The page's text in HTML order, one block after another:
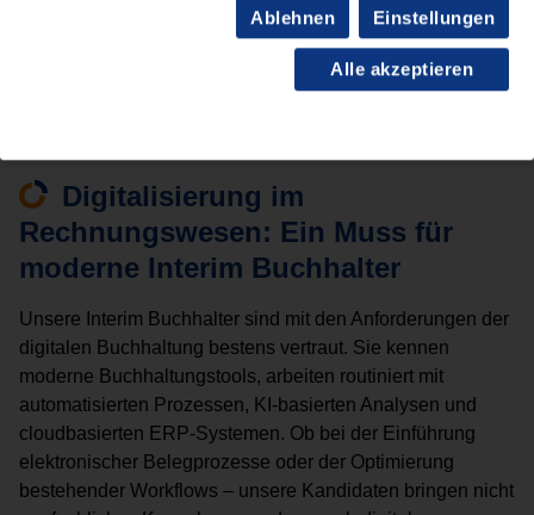
Unsere Honorarmodelle sind transparent! Sie erhalten vor
Projektstart eine klare Kostenübersicht. Dank flexibler
Laufzeiten behalten Sie volle Kontrolle über Ihr Budget.
Digitalisierung im
Rechnungswesen: Ein Muss für
moderne Interim Buchhalter
Unsere Interim Buchhalter sind mit den Anforderungen der
digitalen Buchhaltung bestens vertraut. Sie kennen
moderne Buchhaltungstools, arbeiten routiniert mit
automatisierten Prozessen, KI-basierten Analysen und
cloudbasierten ERP-Systemen. Ob bei der Einführung
elektronischer Belegprozesse oder der Optimierung
bestehender Workflows – unsere Kandidaten bringen nicht
Ablehnen Einstellungen
Alle akzeptieren